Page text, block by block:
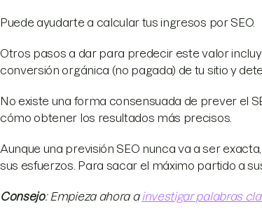
Puede ayudarte a calcular tus ingresos por SEO.
Otros pasos a dar para predecir este valor
conversión orgánica (no pagada) de tu sitio y
No existe una forma consensuada de prever el
cómo obtener los resultados más precisos.
Aunque una previsión SEO nunca va a ser
sus esfuerzos. Para sacar el máximo partido a
Consejo: Empieza ahora a investigar palabras